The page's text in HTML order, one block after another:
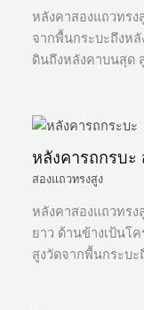
หลังคาสองแถวทร
จากพื้นกระบะถึงห
ดินถึงหลังคาบนสุด
หลังคารถกรบะ
สองแถวทรงสูง
หลังคาสองแถวทร
ยาว ด้านข้างเป้นโ
สูงวัดจากพื้นกระบะ